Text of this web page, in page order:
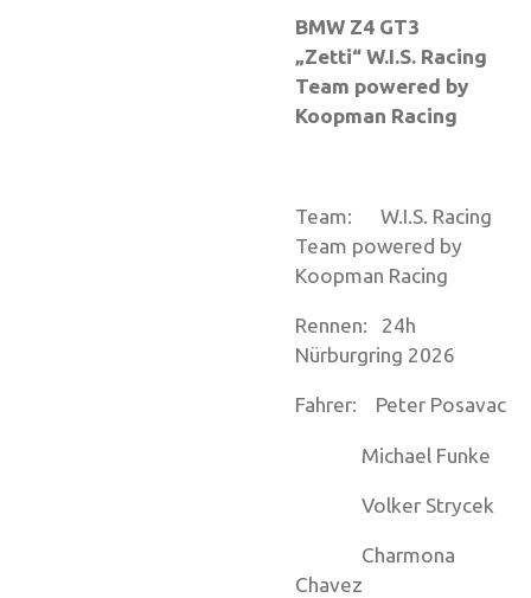
BMW Z4 GT3
„Zetti“ W.I.S. Racing
Team powered by
Koopman Racing
Team: W.I.S. Racing
Team powered by
Koopman Racing
Rennen: 24h
Nürburgring 2026
Fahrer: Peter Posavac
Michael Funke
Volker Strycek
Charmona
Chavez